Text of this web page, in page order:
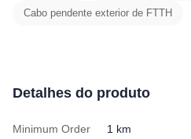
Cabo pendente exterior de FTTH
Detalhes do produto
Minimum Order
1 km